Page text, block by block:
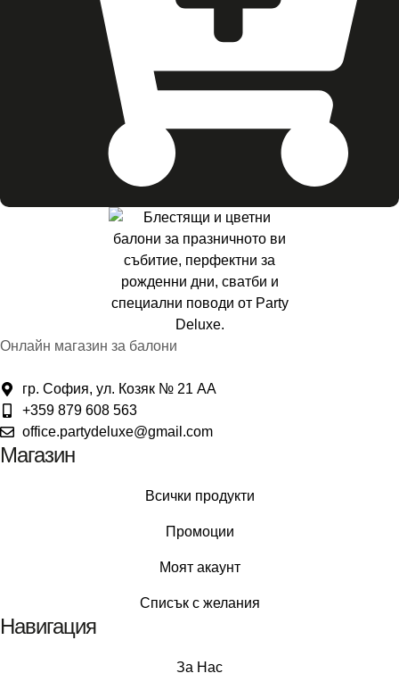
Онлайн магазин за балони
гр. София, ул. Козяк № 21 АА
+359 879 608 563
office.partydeluxe@gmail.com
Магазин
Всички продукти
Промоции
Моят акаунт
Списък с желания
Навигация
За Нас